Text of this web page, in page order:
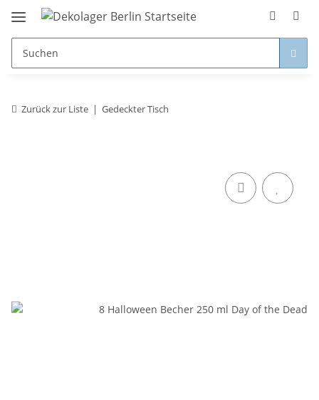
Zurück zur Liste Gedeckter Tisch